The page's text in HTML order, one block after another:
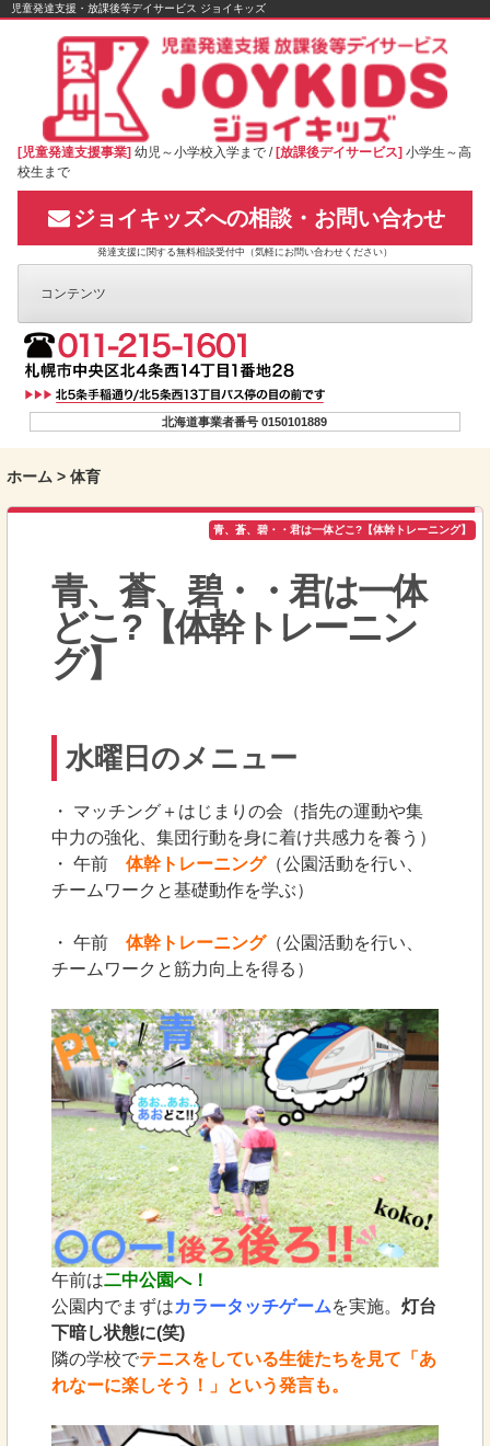
Skip
児童発達支援・放課後等デイサービス ジョイキッズ
[児童発達支援事業] 幼児～小学校入学まで / [放課後デイサービス] 小学生～高
校生まで
ジョイキッズへの相談・お問い合わせ
発達支援に関する無料相談受付中（気軽にお問い合わせください）
コンテンツ
北海道事業者番号 0150101889
ホーム > 体育
青、蒼、碧・・君は一体どこ?【体幹トレーニング】
青、蒼、碧・・君は一体
どこ?【体幹トレーニン
グ】
水曜日のメニュー
・ マッチング＋はじまりの会（指先の運動や集
中力の強化、集団行動を身に着け共感力を養う）
・ 午前 体幹トレーニング（公園活動を行い、
チームワークと基礎動作を学ぶ）
・ 午前 体幹トレーニング（公園活動を行い、
チームワークと筋力向上を得る）
午前は二中公園へ！
公園内でまずはカラータッチゲームを実施。 灯台
下暗し状態に(笑)
隣の学校でテニスをしている生徒たちを見て「あ
れなーに楽しそう！」という発言も。